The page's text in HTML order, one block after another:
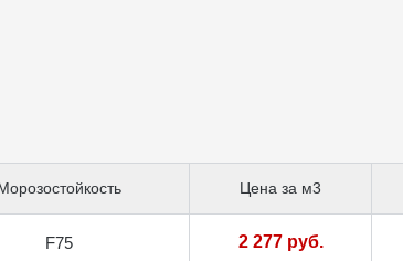
Цена за м3
F75 2 277 руб.